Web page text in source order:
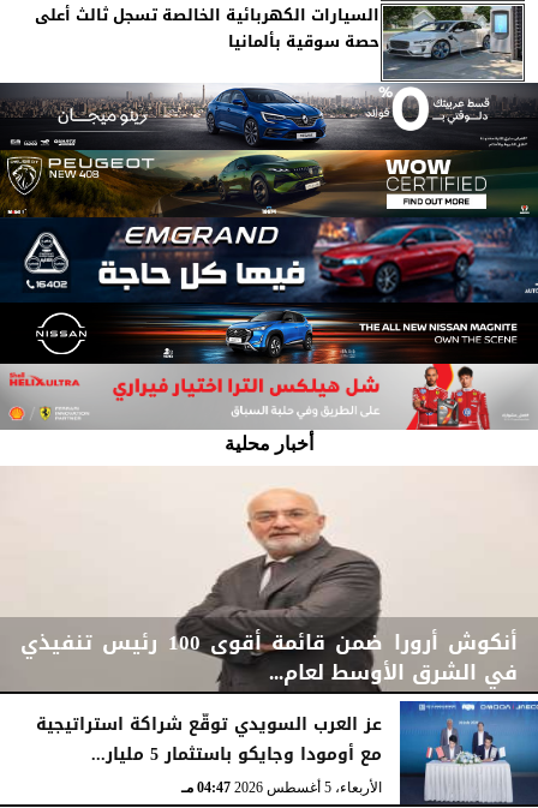
السيارات الكهربائية الخالصة تسجل ثالث أعلى
حصة سوقية بألمانيا
أخبار محلية
أنكوش أرورا ضمن قائمة أقوى 100 رئيس تنفيذي
في الشرق الأوسط لعام...
اليوم 06:21 مـ
عز العرب السويدي توقّع شراكة استراتيجية
مع أومودا وجايكو باستثمار 5 مليار...
الأربعاء، 5 أغسطس 2026 04:47 مـ